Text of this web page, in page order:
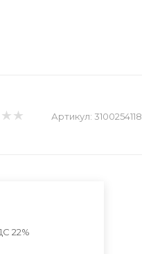
Артикул: 3100254118
22%